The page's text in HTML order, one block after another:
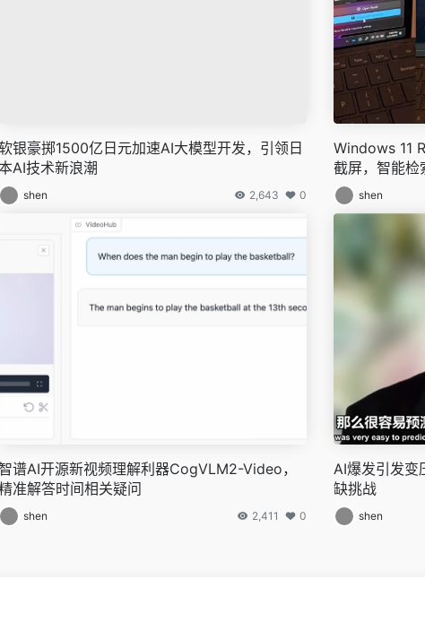
银豪掷1500亿日元加速AI大模型开发，引领日
AI技术新浪潮
shen 2,643 0
Windows 11
截屏，智能检
shen
谱AI开源新视频理解利器CogVLM2-Video，
准解答时间相关疑问
shen 2,411 0
AI爆发引发变
缺挑战
shen